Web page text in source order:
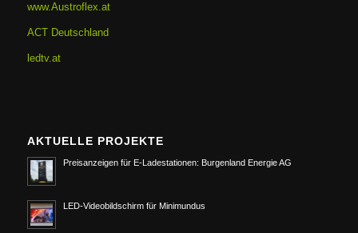
www.Austroflex.at
ACT Deutschland
ledtv.at
AKTUELLE PROJEKTE
Preisanzeigen für E-Ladestationen: Burgenland Energie AG
LED-Videobildschirm für Minimundus